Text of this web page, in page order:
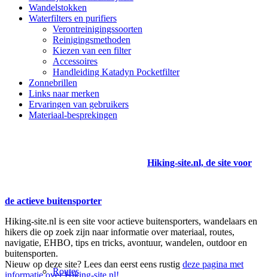
Wandelstokken
Waterfilters en purifiers
Verontreinigingssoorten
Reinigingsmethoden
Kiezen van een filter
Accessoires
Handleiding Katadyn Pocketfilter
Zonnebrillen
Links naar merken
Ervaringen van gebruikers
Materiaal-besprekingen
Hiking-site.nl, de site voor
de actieve buitensporter
Hiking-site.nl is een site voor actieve buitensporters, wandelaars en
hikers die op zoek zijn naar informatie over materiaal, routes,
navigatie, EHBO, tips en tricks, avontuur, wandelen, outdoor en
buitensporten.
Nieuw op deze site? Lees dan eerst eens rustig deze pagina met
informatie over Hiking-site.nl!
Routes